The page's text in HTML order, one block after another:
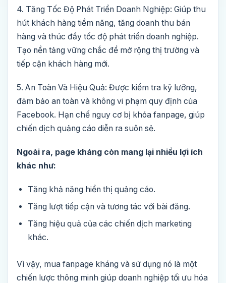
4. Tăng Tốc Độ Phát Triển Doanh Nghiệp: Giúp thu
hút khách hàng tiềm năng, tăng doanh thu bán
hàng và thúc đẩy tốc độ phát triển doanh nghiệp.
Tạo nền tảng vững chắc để mở rộng thị trường và
tiếp cận khách hàng mới.
5. An Toàn Và Hiệu Quả: Được kiểm tra kỹ lưỡng,
đảm bảo an toàn và không vi phạm quy định của
Facebook. Hạn chế nguy cơ bị khóa fanpage, giúp
chiến dịch quảng cáo diễn ra suôn sẻ.
Ngoài ra, page kháng còn mang lại nhiều lợi ích
khác như:
Tăng khả năng hiển thị quảng cáo.
Tăng lượt tiếp cận và tương tác với bài đăng.
Tăng hiệu quả của các chiến dịch marketing
khác.
Vì vậy, mua fanpage kháng và sử dụng nó là một
chiến lược thông minh giúp doanh nghiệp tối ưu hóa